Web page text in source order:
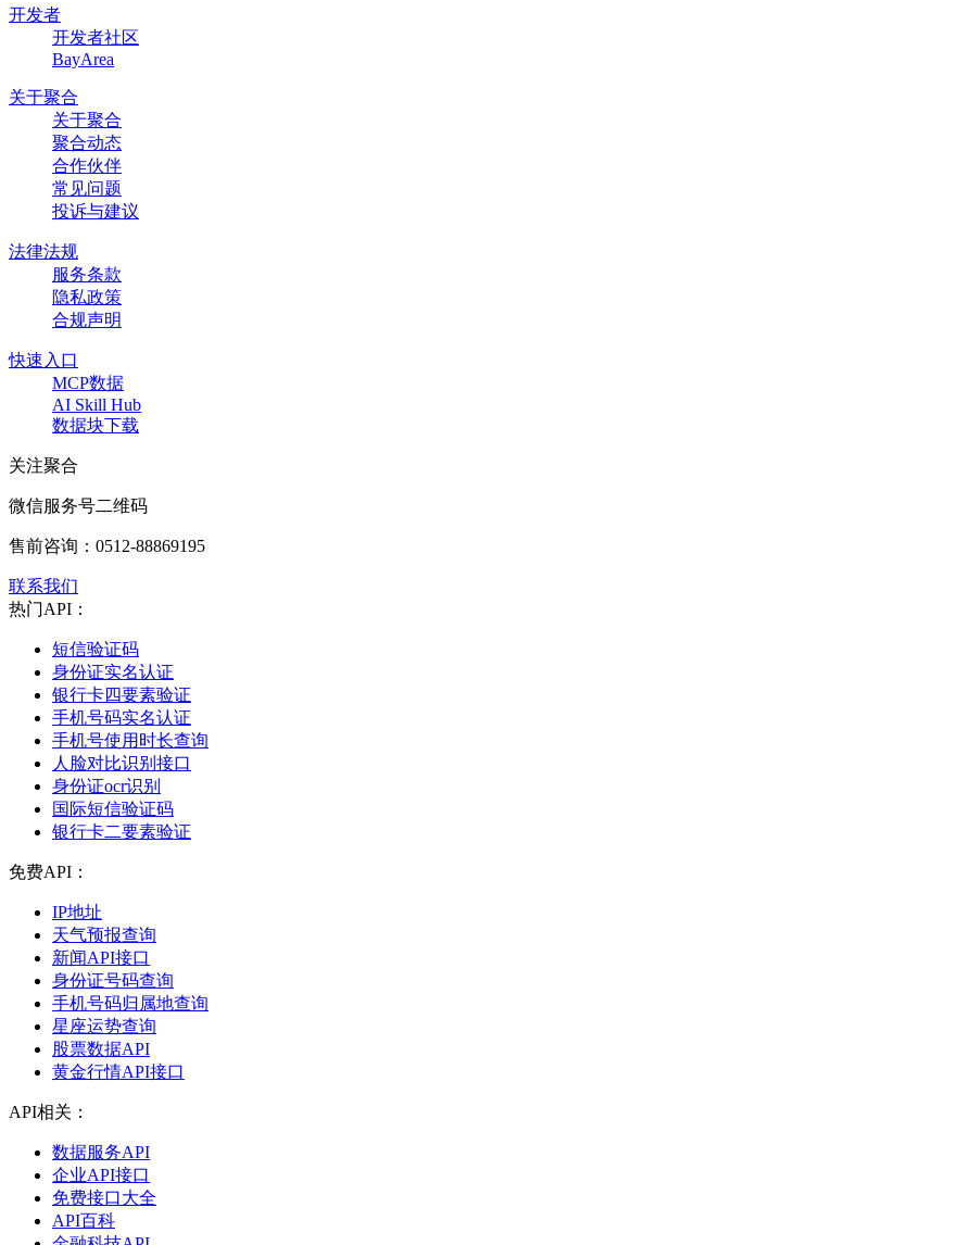
开发者
开发者社区
BayArea
关于聚合
关于聚合
聚合动态
合作伙伴
常见问题
投诉与建议
法律法规
服务条款
隐私政策
合规声明
快速入口
MCP数据
AI Skill Hub
数据块下载
关注聚合
微信服务号二维码
售前咨询： 0512-88869195
联系我们
热门API：
短信验证码
身份证实名认证
银行卡四要素验证
手机号码实名认证
手机号使用时长查询
人脸对比识别接口
身份证ocr识别
国际短信验证码
银行卡二要素验证
免费API：
IP地址
天气预报查询
新闻API接口
身份证号码查询
手机号码归属地查询
星座运势查询
股票数据API
黄金行情API接口
API相关：
数据服务API
企业API接口
免费接口大全
API百科